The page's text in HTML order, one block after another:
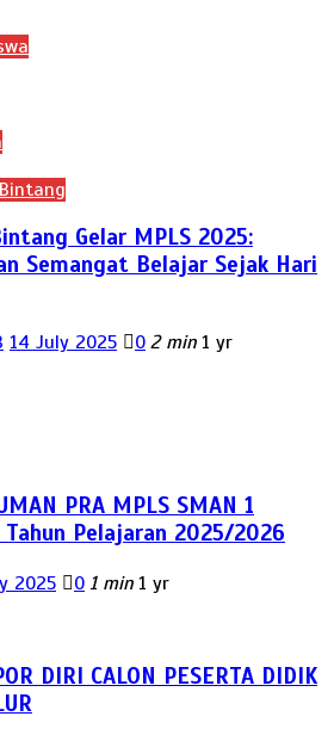
Gelar MPLS 2025:
Semangat Belajar Sejak Hari
14 July 2025 0 2 min 1 yr
PRA MPLS SMAN 1
Tahun Pelajaran 2025/2026
2025 0 1 min 1 yr
DIRI CALON PESERTA DIDIK